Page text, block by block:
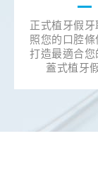
正式植牙假
照您的口腔
打造最適合您
蓋式植牙